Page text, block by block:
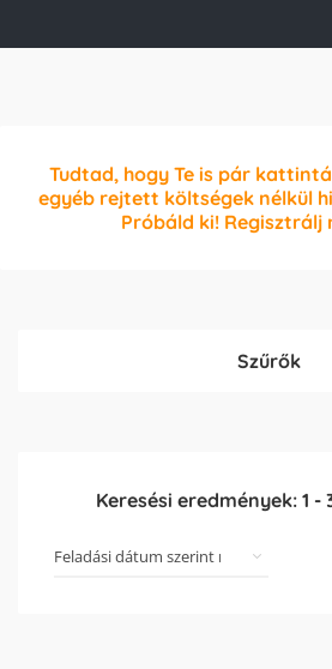
Tudtad, hogy Te is pár
egyéb rejtett költségek nélkül
Próbáld ki! Regisztrálj
Szűrők
Keresési eredmények: 1 -